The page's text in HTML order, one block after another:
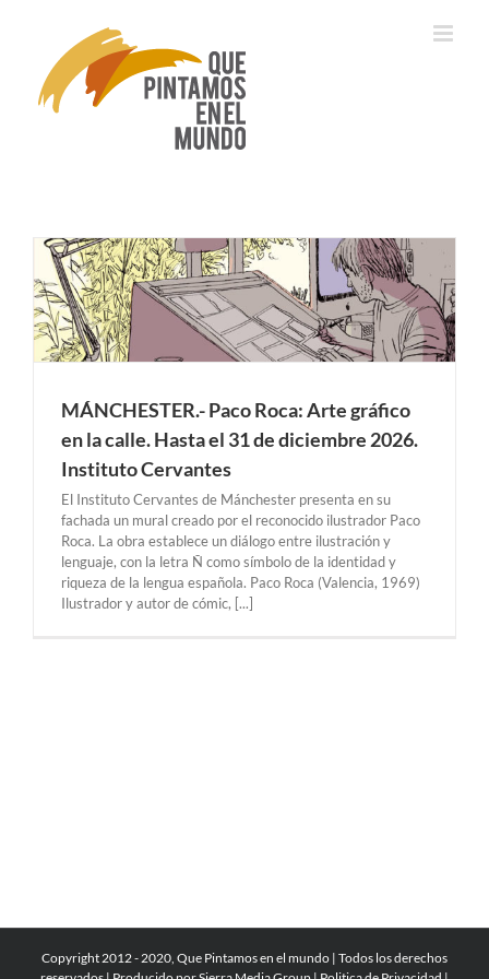
MÁNCHESTER.- Paco Roca: Arte gráfico
en la calle. Hasta el 31 de diciembre 2026.
Instituto Cervantes
El Instituto Cervantes de Mánchester presenta en su
fachada un mural creado por el reconocido ilustrador Paco
Roca. La obra establece un diálogo entre ilustración y
lenguaje, con la letra Ñ como símbolo de la identidad y
riqueza de la lengua española. Paco Roca (Valencia, 1969)
Ilustrador y autor de cómic, [...]
Copyright 2012 - 2020, Que Pintamos en el mundo | Todos los derechos